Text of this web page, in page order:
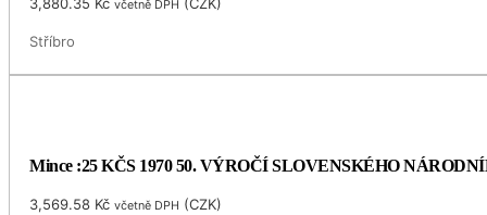
včetně DPH
Stříbro
Mince :25 KČS 1970 50. VÝROČÍ SLOVENSKÉHO
3,569.58 Kč včetně DPH (CZK)